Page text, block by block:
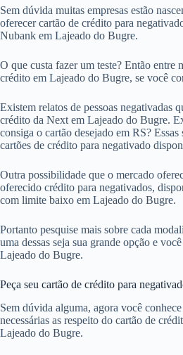
Sem dúvida muitas empresas estão
oferecer cartão de crédito para
Nubank em Lajeado do Bugre.
O que custa fazer um teste? Então entre
crédito em Lajeado do Bugre, se você
Existem relatos de pessoas negativadas
crédito da Next em Lajeado do Bugre.
consiga o cartão desejado em RS? Essas
cartões de crédito para negativado
Outra possibilidade que o mercado
oferecido crédito para negativados,
com limite baixo em Lajeado do Bugre.
Portanto pesquise mais sobre cada
uma dessas seja sua grande opção e
Lajeado do Bugre.
Peça seu cartão de crédito para
Sem dúvida alguma, agora você
necessárias as respeito do cartão de
Lajeado do Bugre.